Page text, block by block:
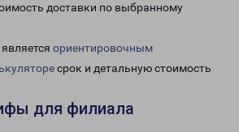
доставки по выбранному
ориентировочным
срок и детальную стоимость
для филиала